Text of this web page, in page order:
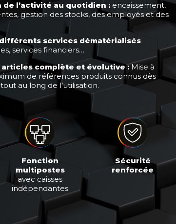
l’activité au quotidien : encaissement,
gestion des stocks, des employéset des
services dématérialisés
services financiers…
articles complète et évolutive :Mise à
de références produits connus dès
au long de l’utilisation.
Fonction
multipostes
avec caisses
indépendantes
Sécurité
renforcée